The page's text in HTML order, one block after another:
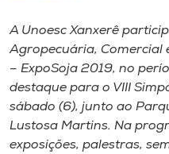
Portal de Ensino
Unoesc
Internacionalização
A Unoesc Xanxerê
Agropecuária, Comercial
– ExpoSoja 2019, no
destaque para o VIII
sábado (6), junto ao
Lustosa Martins. Na
exposições, palestras,